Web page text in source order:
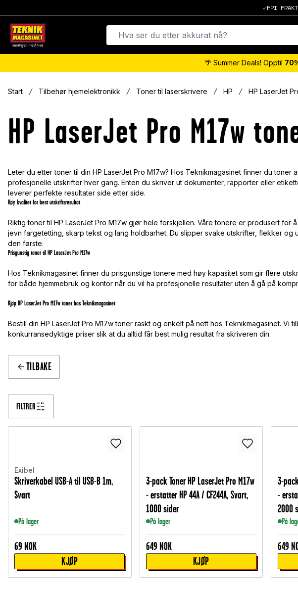
FRI
🌴 Summer Deals! Opptil
Start Tilbehør hjemelektronikk Toner til laserskrivere HP HP LaserJet
HP LaserJet Pro M17w
Leter du etter toner til din HP LaserJet Pro M17w? Hos Teknikmagasinet finner du
profesjonelle utskrifter hver gang. Enten du skriver ut dokumenter, rapporter eller
leverer perfekte resultater side etter side.
Høy kvalitet for best utskriftsresultat
Riktig toner til HP LaserJet Pro M17w gjør hele forskjellen. Våre tonere er produsert for
jevn fargetetting, skarp tekst og lang holdbarhet. Du slipper svake utskrifter, flekker og
den første.
Prisgunstig toner til HP LaserJet Pro M17w
Hos Teknikmagasinet finner du prisgunstige tonere med høy kapasitet som gir flere
for både hjemmebruk og kontor når du vil ha profesjonelle resultater uten å gå på
Kjøp HP LaserJet Pro M17w toner hos Teknikmagasinet
Bestill din HP LaserJet Pro M17w toner raskt og enkelt på nett hos Teknikmagasinet. Vi
konkurransedyktige priser slik at du alltid får best mulig resultat fra skriveren din.
TILBAKE
FILTRER
Exibel
Skriverkabel USB-A til USB-B 1m,
Svart
På lager
69 NOK
KJØP
3-pack Toner HP LaserJet Pro M17w
- erstatter HP 44A / CF244A, Svart,
1000 sider
På lager
649 NOK
KJØP
3-
-
2000
På
649